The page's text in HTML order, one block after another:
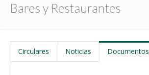
Bares y Restaurantes
Circulares Noticias Documentos